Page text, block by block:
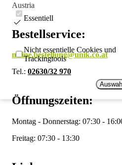
Essentiell
Nicht essentielle Cookies und
Trackingtools
Austria
Bestellservice:
meine.bestellung@unik.co.at
Tel.: 02630/32 970
Öffnungszeiten:
Montag - Donnerstag: 07:30 -
Freitag: 07:30 - 13:30